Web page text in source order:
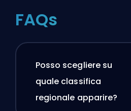
FAQs
Posso scegliere su
quale classifica
regionale apparire?